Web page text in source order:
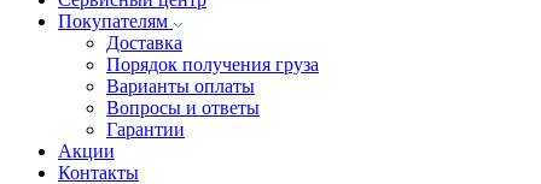
Покупателям
Доставка
Порядок получения груза
Варианты оплаты
Вопросы и ответы
Гарантии
Акции
Контакты